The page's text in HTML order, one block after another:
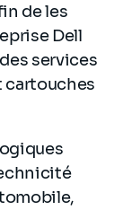
de les
Dell
services
cartouches